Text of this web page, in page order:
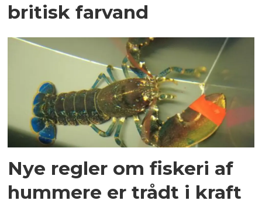
britisk farvand
Nye regler om fiskeri af
hummere er trådt i kraft